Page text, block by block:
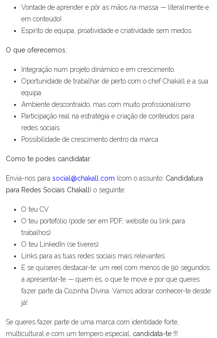
Vontade de aprender e pôr as mãos na massa — literalmente e
em conteúdo!
Espírito de equipa, proatividade e criatividade sem medos
O que oferecemos:
Integração num projeto dinâmico e em crescimento
Oportunidade de trabalhar de perto com o chef Chakall e a sua
equipa
Ambiente descontraído, mas com muito profissionalismo
Participação real na estratégia e criação de conteúdos para
redes sociais
Possibilidade de crescimento dentro da marca
Como te podes candidatar:
Envia-nos para social@chakall.com (com o assunto: Candidatura
para Redes Sociais Chakall ) o seguinte:
O teu CV
O teu portefólio (pode ser em PDF, website ou link para
trabalhos)
O teu LinkedIn (se tiveres)
Links para as tuas redes sociais mais relevantes
E se quiseres destacar-te: um reel com menos de 90 segundos
a apresentar-te — quem és, o que te move e por que queres
fazer parte da Cozinha Divina. Vamos adorar conhecer-te desde
já!
Se queres fazer parte de uma marca com identidade forte,
multicultural e com um tempero especial, candidata-te !!!